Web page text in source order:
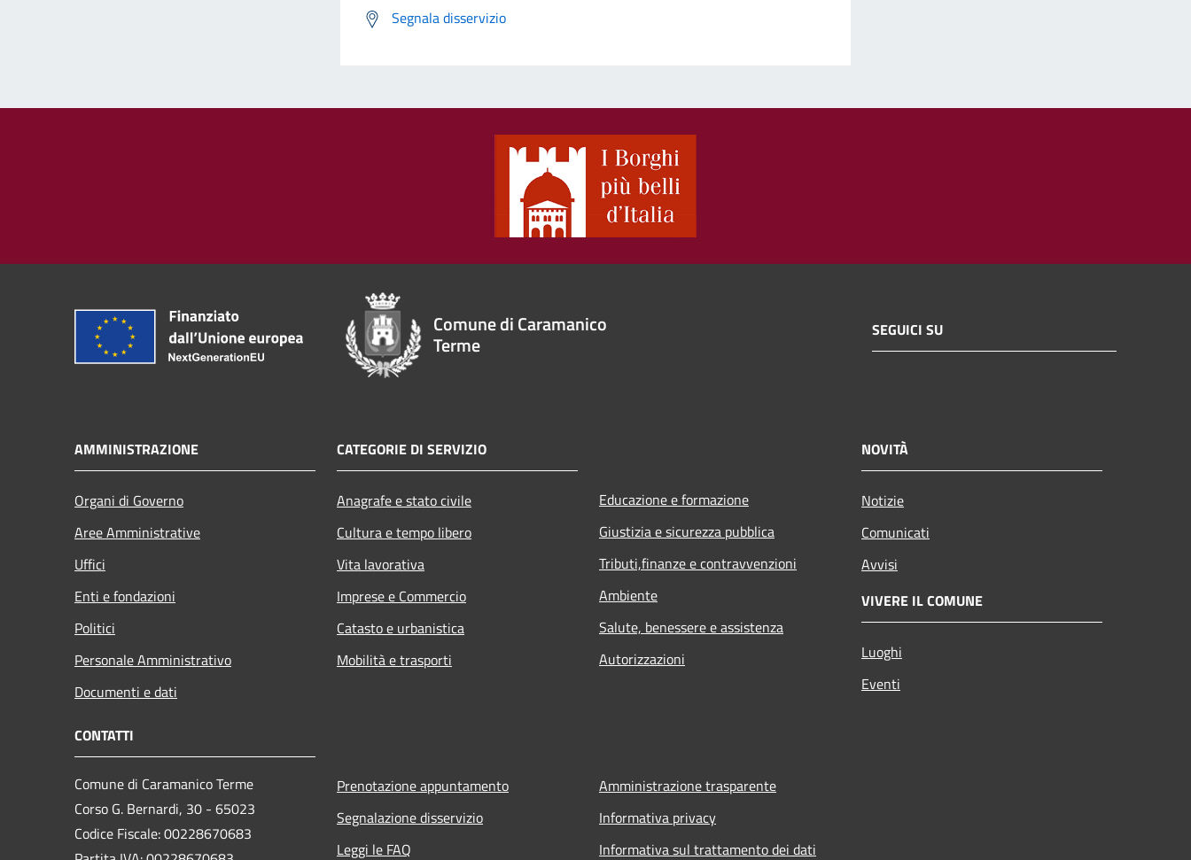
Segnala disservizio
Comune di Caramanico
Terme
SEGUICI SU
AMMINISTRAZIONE
Organi di Governo
Aree Amministrative
Uffici
Enti e fondazioni
Politici
Personale Amministrativo
Documenti e dati
CATEGORIE DI SERVIZIO
Anagrafe e stato civile
Cultura e tempo libero
Vita lavorativa
Imprese e Commercio
Catasto e urbanistica
Mobilità e trasporti
Educazione e formazione
Giustizia e sicurezza pubblica
Tributi,finanze e contravvenzioni
Ambiente
Salute, benessere e assistenza
Autorizzazioni
NOVITÀ
Notizie
Comunicati
Avvisi
VIVERE IL COMUNE
Luoghi
Eventi
CONTATTI
Comune di Caramanico Terme
Corso G. Bernardi, 30 - 65023
Codice Fiscale: 00228670683
Prenotazione appuntamento
Segnalazione disservizio
Leggi le FAQ
Amministrazione trasparente
Informativa privacy
Informativa sul trattamento dei dati